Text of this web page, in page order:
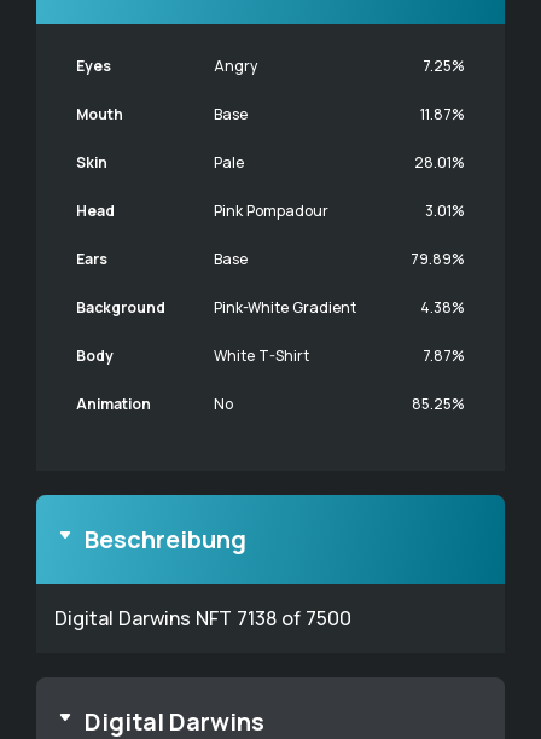
Eyes Angry 7.25%
Mouth Base 11.87%
Skin Pale 28.01%
Head Pink Pompadour 3.01%
Ears Base 79.89%
Background Pink-White Gradient 4.38%
Body White T-Shirt 7.87%
Animation No 85.25%
Beschreibung
Digital Darwins NFT 7138 of 7500
Digital Darwins